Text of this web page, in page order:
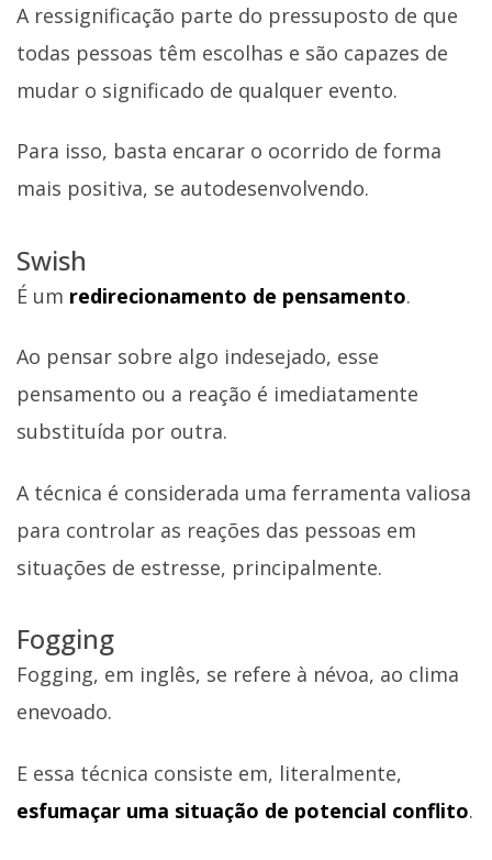
A ressignificação parte do pressuposto de que
todas pessoas têm escolhas e são capazes de
mudar o significado de qualquer evento.
Para isso, basta encarar o ocorrido de forma
mais positiva, se autodesenvolvendo.
Swish
É um redirecionamento de pensamento.
Ao pensar sobre algo indesejado, esse
pensamento ou a reação é imediatamente
substituída por outra.
A técnica é considerada uma ferramenta valiosa
para controlar as reações das pessoas em
situações de estresse, principalmente.
Fogging
Fogging, em inglês, se refere à névoa, ao clima
enevoado.
E essa técnica consiste em, literalmente,
esfumaçar uma situação de potencial conflito.